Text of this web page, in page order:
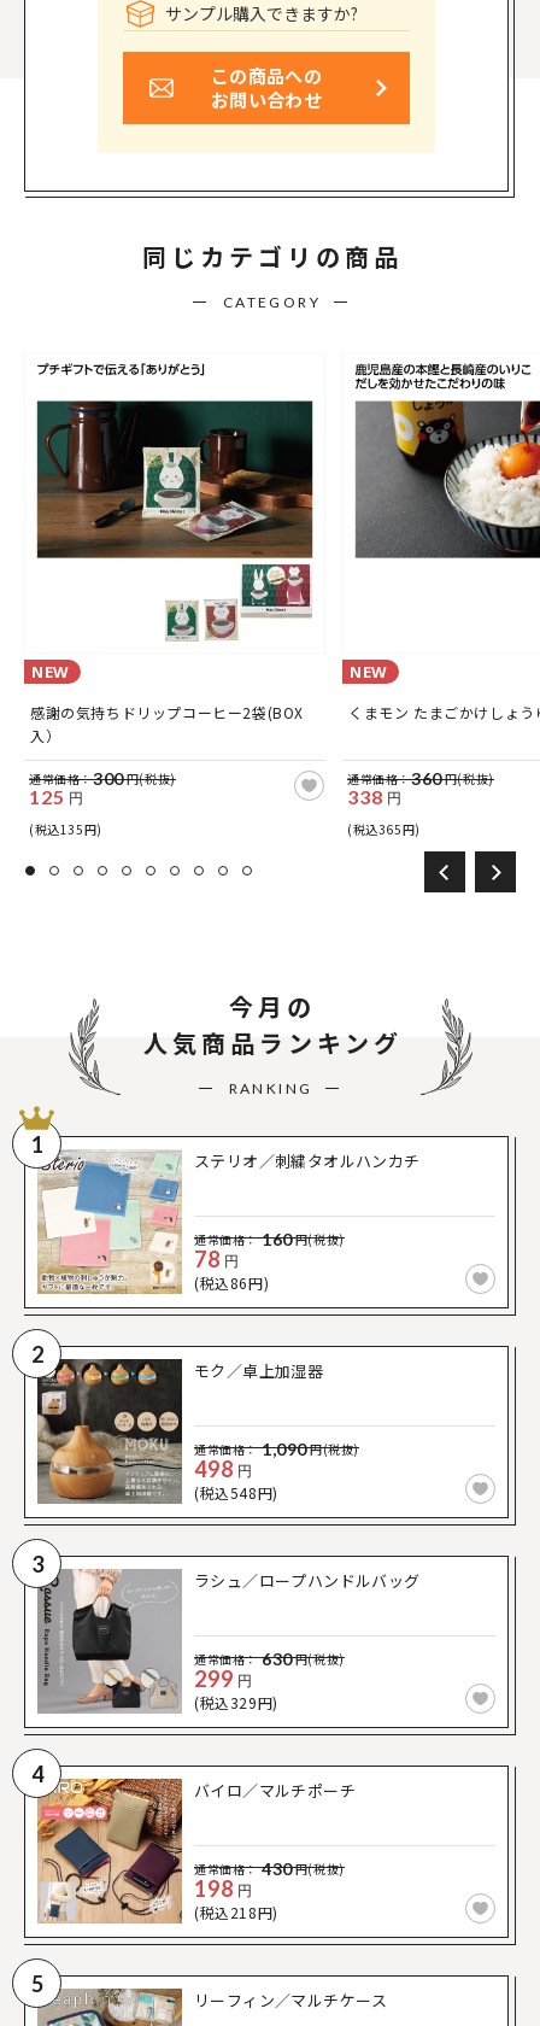
サンプル購入できますか?
この商品への
お問い合わせ
同じカテゴリの商品
CATEGORY
NEW
感謝の気持ちドリップコーヒー2袋(BOX
入）
通常価格：300円(税抜)
125 円
(税込135円)
NEW
くまモン たまごかけしょ
通常価格：360円(税抜)
338 円
(税込365円)
今月の
人気商品ランキング
RANKING
1
ステリオ／刺繍タオルハンカチ
通常価格： 160円(税抜)
78 円
(税込86円)
2
モク／卓上加湿器
通常価格： 1,090円(税抜)
498 円
(税込548円)
3
ラシュ／ロープハンドルバッグ
通常価格： 630円(税抜)
299 円
(税込329円)
4
バイロ／マルチポーチ
通常価格： 430円(税抜)
198 円
(税込218円)
5
リーフィン／マルチケース